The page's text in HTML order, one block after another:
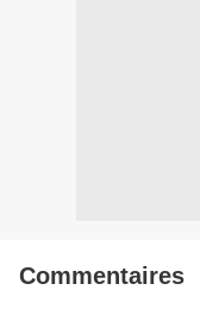
Commentaires